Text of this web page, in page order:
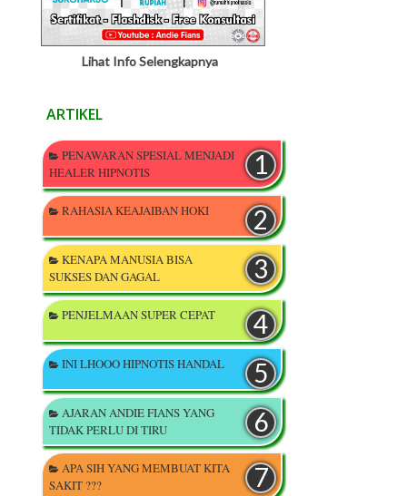
Lihat Info Selengkapnya
ARTIKEL
PENAWARAN SPESIAL MENJADI
HEALER HIPNOTIS
RAHASIA KEAJAIBAN HOKI
KENAPA MANUSIA BISA
SUKSES DAN GAGAL
PENJELMAAN SUPER CEPAT
INI LHOOO HIPNOTIS HANDAL
AJARAN ANDIE FIANS YANG
TIDAK PERLU DI TIRU
APA SIH YANG MEMBUAT KITA
SAKIT ???